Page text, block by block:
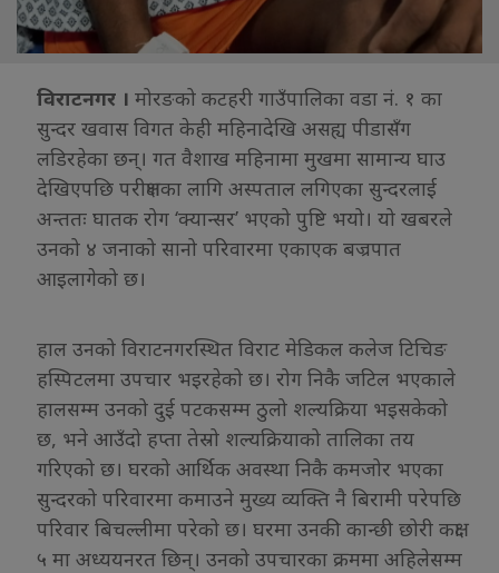
विराटनगर । मोरङको कटहरी गाउँपालिका वडा नं. १ का
सुन्दर खवास विगत केही महिनादेखि असह्य पीडासँग
लडिरहेका छन्। गत वैशाख महिनामा मुखमा सामान्य घाउ
देखिएपछि परीक्षणका लागि अस्पताल लगिएका सुन्दरलाई
अन्ततः घातक रोग ‘क्यान्सर’ भएको पुष्टि भयो। यो खबरले
उनको ४ जनाको सानो परिवारमा एकाएक बज्रपात
आइलागेको छ।
हाल उनको विराटनगरस्थित विराट मेडिकल कलेज टिचिङ
हस्पिटलमा उपचार भइरहेको छ। रोग निकै जटिल भएकाले
हालसम्म उनको दुई पटकसम्म ठुलो शल्यक्रिया भइसकेको
छ, भने आउँदो हप्ता तेस्रो शल्यक्रियाको तालिका तय
गरिएको छ। घरको आर्थिक अवस्था निकै कमजोर भएका
सुन्दरको परिवारमा कमाउने मुख्य व्यक्ति नै बिरामी परेपछि
परिवार बिचल्लीमा परेको छ। घरमा उनकी कान्छी छोरी कक्षा
५ मा अध्ययनरत छिन्। उनको उपचारका क्रममा अहिलेसम्म